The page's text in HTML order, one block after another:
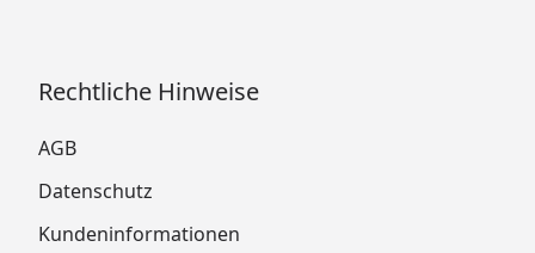
Rechtliche Hinweise
AGB
Datenschutz
Kundeninformationen